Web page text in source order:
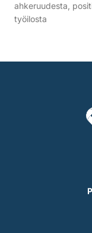
ahkeruudesta,
työilosta